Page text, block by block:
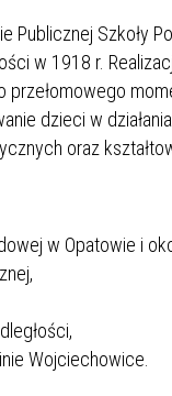
Publicznej Szkoły
w 1918 r.
dzieci w
oraz
w Opatowie i
Wojciechowice.